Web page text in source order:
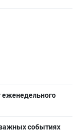
еженедельного
событиях